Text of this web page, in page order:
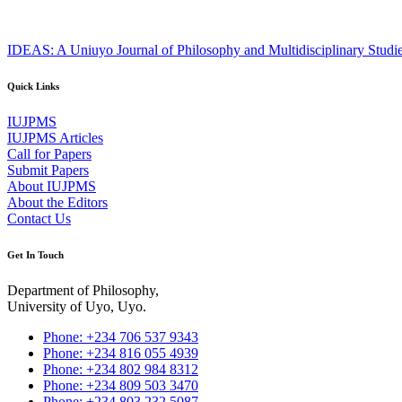
IDEAS: A Uniuyo Journal of Philosophy and Multidisciplinary
Quick Links
IUJPMS
IUJPMS Articles
Call for Papers
Submit Papers
About IUJPMS
About the Editors
Contact Us
Get In Touch
Department of Philosophy,
University of Uyo, Uyo.
Phone: +234 706 537 9343
Phone: +234 816 055 4939
Phone: +234 802 984 8312
Phone: +234 809 503 3470